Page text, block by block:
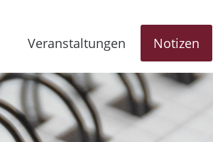
Veranstaltungen Notizen